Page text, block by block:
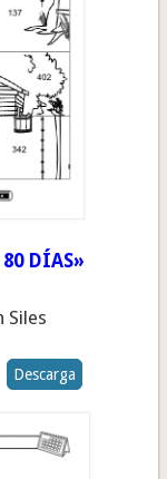
DÍAS»
Siles
Descarga